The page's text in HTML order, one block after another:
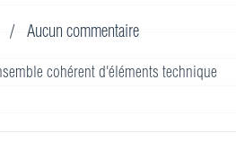
/ Aucun commentaire
cohérent d'éléments technique